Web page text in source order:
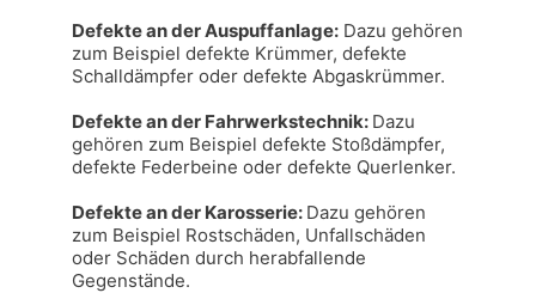
Defekte an der Auspuffanlage: Dazu gehören
zum Beispiel defekte Krümmer, defekte
Schalldämpfer oder defekte Abgaskrümmer.
Defekte an der Fahrwerkstechnik: Dazu
gehören zum Beispiel defekte Stoßdämpfer,
defekte Federbeine oder defekte Querlenker.
Defekte an der Karosserie: Dazu gehören
zum Beispiel Rostschäden, Unfallschäden
oder Schäden durch herabfallende
Gegenstände.